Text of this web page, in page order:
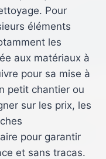
Pour
éléments
les
aux matériaux à
pour sa mise à
petit chantier ou
sur les prix, les
pour garantir
et sans tracas.